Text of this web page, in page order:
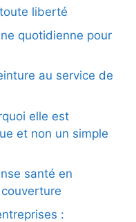
liberté
quotidienne pour
au service de
elle est
et non un simple
santé en
: